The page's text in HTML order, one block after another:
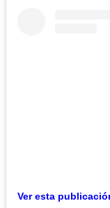
Ver esta